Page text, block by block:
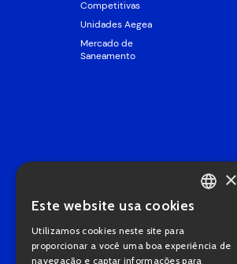
Competitivas
Unidades Aegea
Mercado de
Saneamento
PORTUGUESE
×
Este website usa cookies
Utilizamos cookies neste site para
proporcionar a você uma boa experiência de
navegação e captar informações para